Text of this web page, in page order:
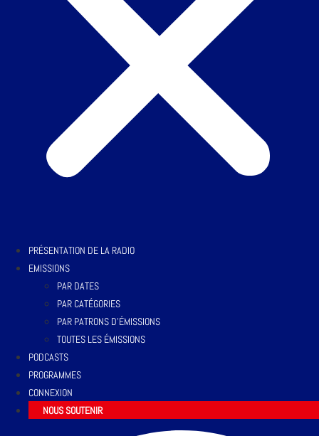
PRÉSENTATION DE LA RADIO
EMISSIONS
PAR DATES
PAR CATÉGORIES
PAR PATRONS D’ÉMISSIONS
TOUTES LES ÉMISSIONS
PODCASTS
PROGRAMMES
CONNEXION
NOUS SOUTENIR